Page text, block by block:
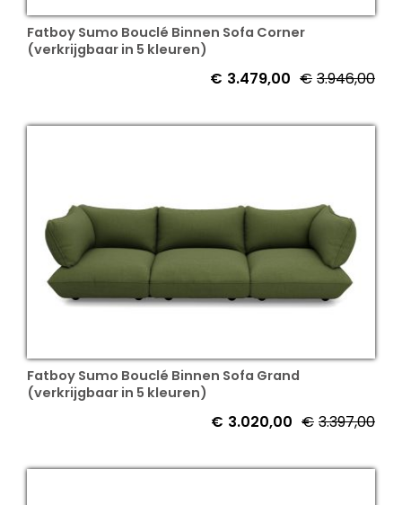
Fatboy Sumo Bouclé Binnen Sofa Corner
(verkrijgbaar in 5 kleuren)
€ 3.946,00
€ 3.479,00
Fatboy Sumo Bouclé Binnen Sofa Grand
(verkrijgbaar in 5 kleuren)
€ 3.397,00
€ 3.020,00